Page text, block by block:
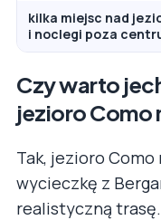
kilka miejsc nad
i noclegi poza
Czy warto
jezioro Como
Tak, jezioro
wycieczkę z
realistyczną